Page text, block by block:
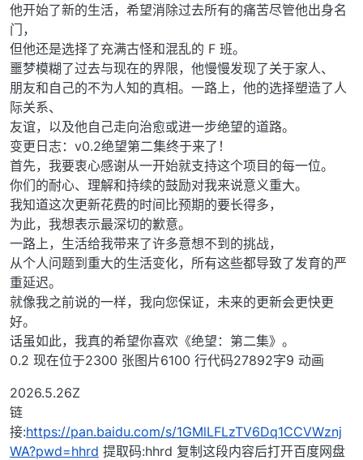
他开始了新的生活，希望消除过去所有的痛苦尽管他出身名
门，
但他还是选择了充满古怪和混乱的 F 班。
噩梦模糊了过去与现在的界限，他慢慢发现了关于家人、
朋友和自己的不为人知的真相。一路上，他的选择塑造了人
际关系、
友谊，以及他自己走向治愈或进一步绝望的道路。
变更日志：v0.2绝望第二集终于来了！
首先，我要衷心感谢从一开始就支持这个项目的每一位。
你们的耐心、理解和持续的鼓励对我来说意义重大。
我知道这次更新花费的时间比预期的要长得多，
为此，我想表示最深切的歉意。
一路上，生活给我带来了许多意想不到的挑战，
从个人问题到重大的生活变化，所有这些都导致了发育的严
重延迟。
就像我之前说的一样，我向您保证，未来的更新会更快更
好。
话虽如此，我真的希望你喜欢《绝望：第二集》。
0.2 现在位于2300 张图片6100 行代码27892字9 动画
2026.5.26Z
链
接:https://pan.baidu.com/s/1GMlLFLzTV6Dq1CCVWznj
WA?pwd=hhrd 提取码:hhrd 复制这段内容后打开百度网盘